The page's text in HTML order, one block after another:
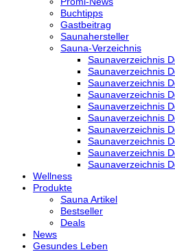
Buchtipps
Gastbeitrag
Saunahersteller
Sauna-Verzeichnis
Saunaverzeichnis
Saunaverzeichnis
Saunaverzeichnis
Saunaverzeichnis
Saunaverzeichnis
Saunaverzeichnis
Saunaverzeichnis
Saunaverzeichnis
Saunaverzeichnis
Saunaverzeichnis
Wellness
Produkte
Sauna Artikel
Bestseller
Deals
News
Gesundes Leben